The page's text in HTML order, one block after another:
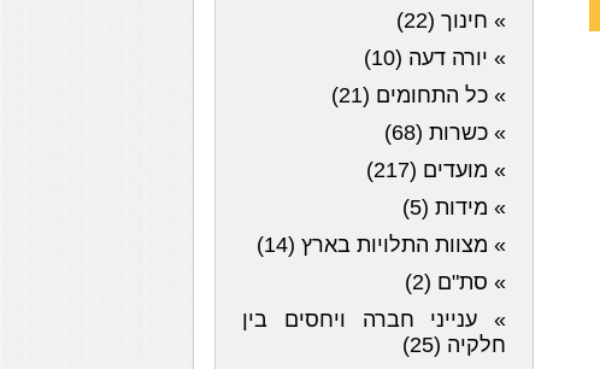
» חינוך (22)
» יורה דעה (10)
» כל התחומים (21)
» כשרות (68)
» מועדים (217)
» מידות (5)
» מצוות התלויות בארץ (14)
» סת"ם (2)
» ענייני חברה ויחסים בין
חלקיה (25)